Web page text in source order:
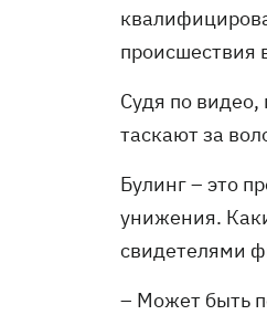
происшествия
Судя по видео,
таскают за
Булинг – это
унижения.
свидетелями
– Может быть